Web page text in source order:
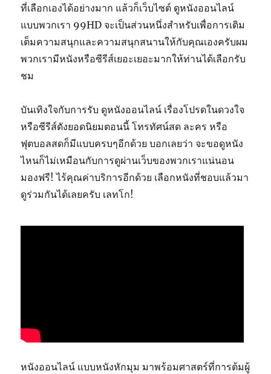
ที่เลือกเองได้อย่างมาก แล้วก็เว็บไซต์ ดูหนังออนไลน์
แบบพวกเรา 99HD จะเป็นส่วนหนึ่งสำหรับเพื่อการเติม
เต็มความสนุกและความสนุกสนานให้กับคุณเองครับผม
พวกเรามีหนังหรือซีรีส์เยอะเยอะมากให้ท่านได้เลือกรับ
ชม
บันเทิงใจกับการรับ ดูหนังออนไลน์ เรื่องโปรดในดวงใจ
หรือซีรีส์ดังยอดนิยมตอนนี้ โทรทัศน์สด ละคร หรือ
ฟุตบอลสดก็มีแบบครบๆอีกด้วย บอกเลยว่า จะขอดูหนัง
ไหนก็ไม่เหมือนกับการดูผ่านเว็บของพวกเราแน่นอน
มองฟรี! ไร้คุณค่าบริการอีกด้วย เลือกหนังที่ชอบแล้วมา
ดูร่วมกันได้เลยครับ เลทโก!
หนังออนไลน์ แบบหนังหักมุม มาพร้อมศาสตร์ที่การต้มผู้